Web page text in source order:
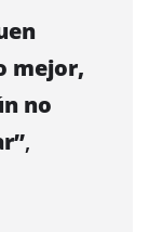
mejor,
no
,